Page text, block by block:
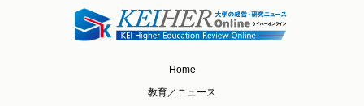
Home
教育／ニュース